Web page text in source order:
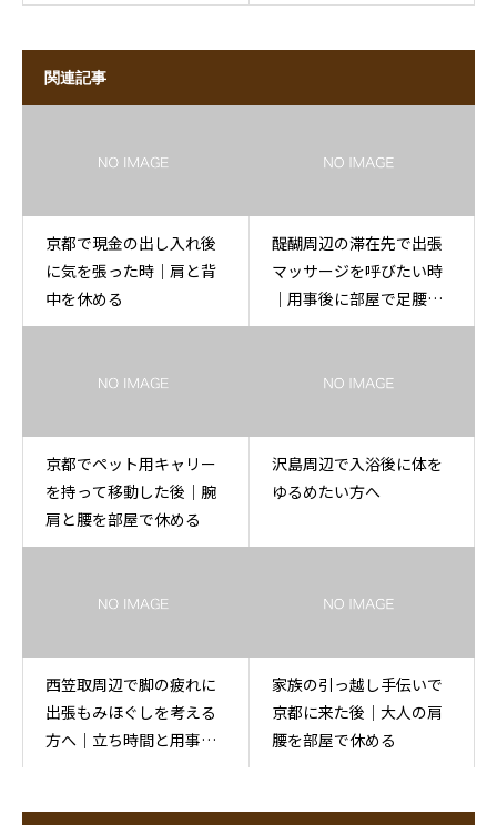
関連記事
京都で現金の出し入れ後
に気を張った時｜肩と背
中を休める
醍醐周辺の滞在先で出張
マッサージを呼びたい時
｜用事後に部屋で足腰を
休める
京都でペット用キャリー
を持って移動した後｜腕
肩と腰を部屋で休める
沢島周辺で入浴後に体を
ゆるめたい方へ
西笠取周辺で脚の疲れに
出張もみほぐしを考える
方へ｜立ち時間と用事の
家族の引っ越し手伝いで
京都に来た後｜大人の肩
腰を部屋で休める